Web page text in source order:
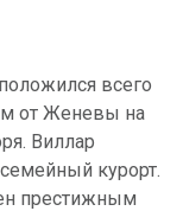
всего
от Женевы на
Виллар
курорт.
престижным